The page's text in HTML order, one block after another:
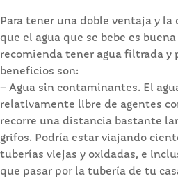
Para tener una doble ventaja y
que el agua que se bebe es
recomienda tener agua filtrada y
beneficios son:
– Agua sin contaminantes. El
relativamente libre de agentes
recorre una distancia bastante
grifos. Podría estar viajando
tuberías viejas y oxidadas, e
que pasar por la tubería de tu